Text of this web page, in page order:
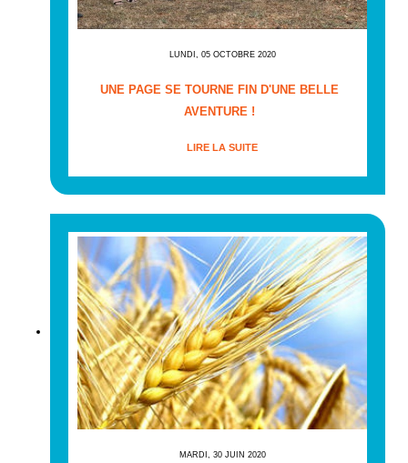
LUNDI, 05 OCTOBRE 2020
UNE PAGE SE TOURNE FIN D'UNE BELLE
AVENTURE !
LIRE LA SUITE
MARDI, 30 JUIN 2020